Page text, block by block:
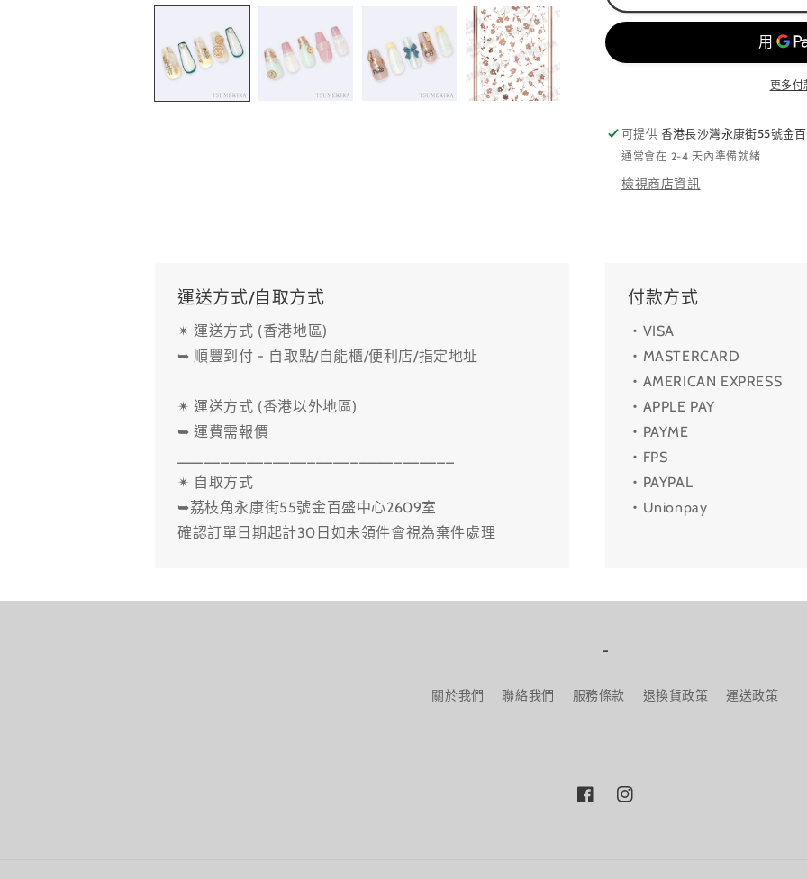
更多付
可提供 香港長沙灣永康街55號金
通常會在 2-4 天內準備就緒
檢視商店資訊
運送方式/自取方式
✴ 運送方式 (香港地區)
➥ 順豐到付 - 自取點/自能櫃/便利店/指定地址
✴ 運送方式 (香港以外地區)
➥ 運費需報價
✴ 自取方式
➥荔枝角永康街55號金百盛中心2609室
確認訂單日期起計30日如未領件會視為棄件處理
付款方式
・VISA
・MASTERCARD
・AMERICAN EXPRESS
・APPLE PAY
・PAYME
・FPS
・PAYPAL
・Unionpay
-
關於我們 聯絡我們 服務條款 退換貨政策 運送政策
FacebookInstagram